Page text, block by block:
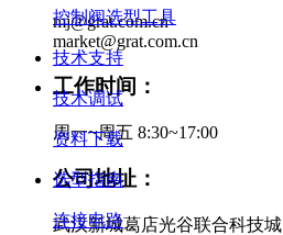
控制阀选型工具
技术支持
技术调试
资料下载
选型指南
连接电路
mj@grat.com.cn
market@grat.com.cn
工作时间：
周一~周五 8:30~17:00
公司地址：
武汉新城葛店光谷联合科技城